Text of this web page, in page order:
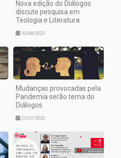
Nova edição do Diálogos
discute pesquisa em
Teologia e Literatura
10/08/2020
Mudanças provocadas pela
Pandemia serão tema do
Diálogos
21/07/2020